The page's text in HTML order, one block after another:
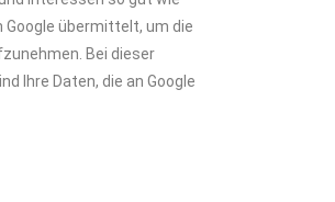
Google übermittelt, um die
Bei dieser
Ihre Daten, die an Google